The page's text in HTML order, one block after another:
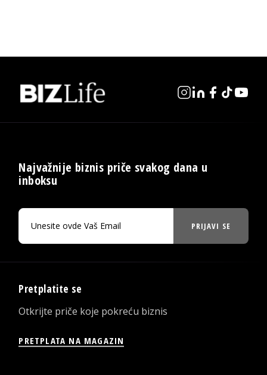
Najvažnije biznis priče svakog dana u
inboksu
PRIJAVI SE
Pretplatite se
Otkrijte priče koje pokreću biznis
PRETPLATA NA MAGAZIN